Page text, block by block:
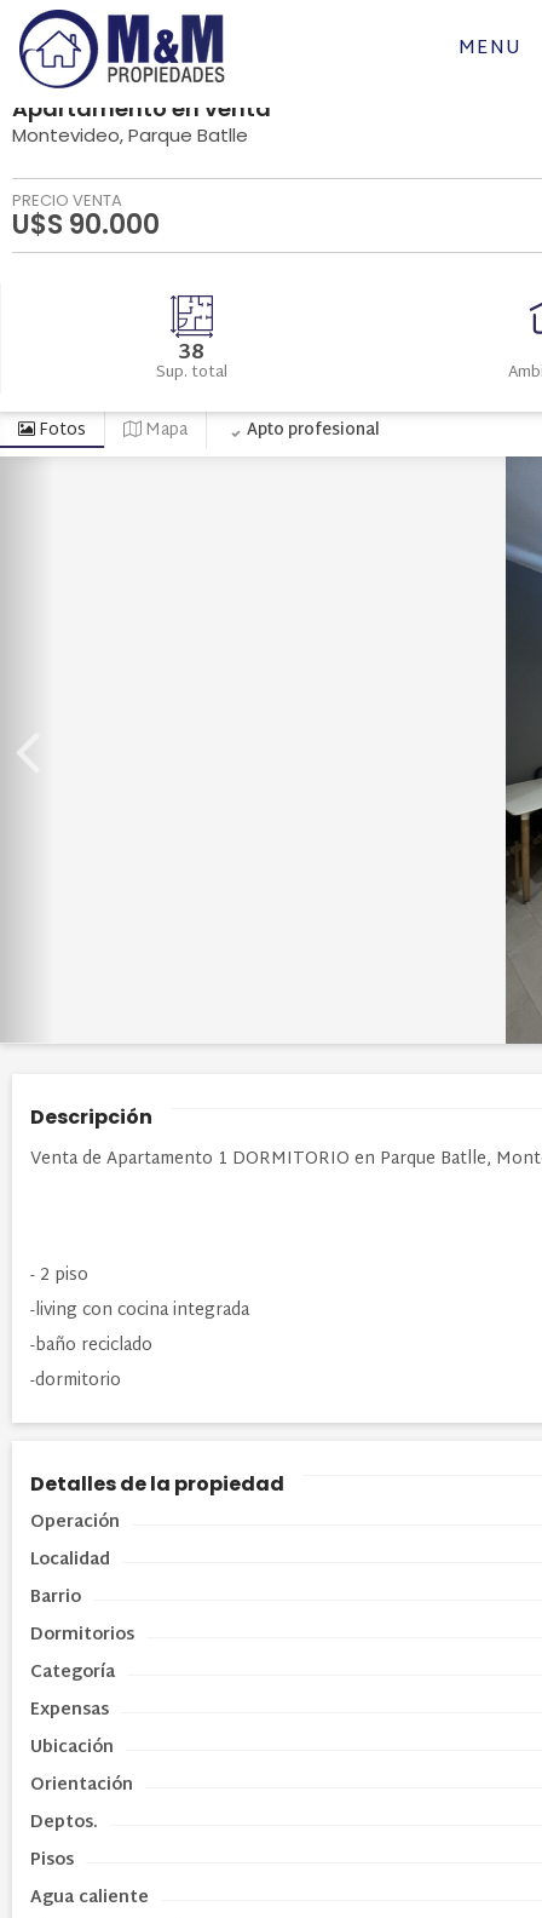
MENU
Apartamento en venta
Montevideo Parque Batlle
PRECIO VENTA
U$S 90.000
38
Sup. total
Fotos Mapa Apto profesional
Descripción
Venta de Apartamento 1 DORMITORIO en Parque Batlle,
- 2 piso
-living con cocina integrada
-baño reciclado
-dormitorio
Detalles de la propiedad
Operación
Localidad
Barrio
Dormitorios
Categoría
Expensas
Ubicación
Orientación
Deptos.
Pisos
Agua caliente